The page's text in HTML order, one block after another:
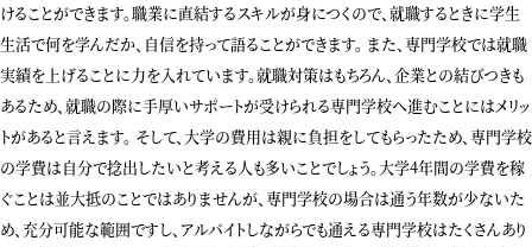
けることができます。職業に直結するスキルが身につくので、就職するときに学生
生活で何を学んだか、自信を持って語ることができます。 また、専門学校では就職
実績を上げることに力を入れています。就職対策はもちろん、企業との結びつきも
あるため、就職の際に手厚いサポートが受けられる専門学校へ進むことにはメリッ
トがあると言えます。 そして、大学の費用は親に負担をしてもらったため、専門学校
の学費は自分で捻出したいと考える人も多いことでしょう。大学4年間の学費を稼
ぐことは並大抵のことではありませんが、専門学校の場合は通う年数が少ないた
め、充分可能な範囲ですし、アルバイトしながらでも通える専門学校はたくさんあり